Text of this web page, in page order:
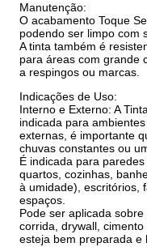
Manutenção:
O acabamento Toque
podendo ser limpo com
A tinta também é
para áreas com grande
a respingos ou marcas.
Indicações de Uso:
Interno e Externo: A
indicada para
externas, é importante
chuvas constantes ou
É indicada para
quartos, cozinhas,
à umidade), escritórios,
espaços.
Pode ser aplicada
corrida, drywall,
esteja bem preparada e